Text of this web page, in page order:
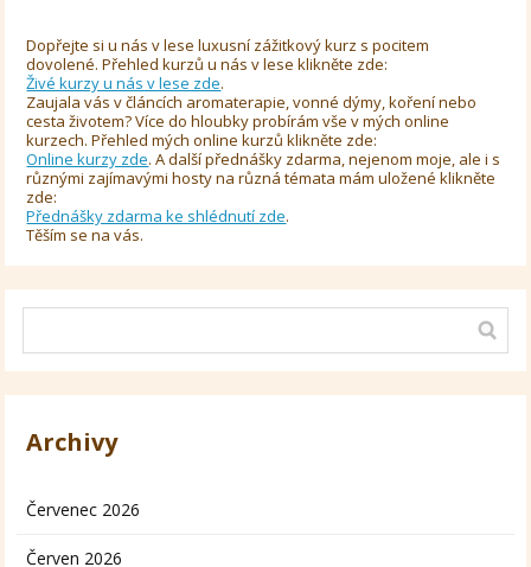
Dopřejte si u nás v lese luxusní zážitkový kurz s pocitem
dovolené. Přehled kurzů u nás v lese klikněte zde:
Živé kurzy u nás v lese zde.
Zaujala vás v článcích aromaterapie, vonné dýmy, koření nebo
cesta životem? Více do hloubky probírám vše v mých online
kurzech. Přehled mých online kurzů klikněte zde:
Online kurzy zde. A další přednášky zdarma, nejenom moje, ale i s
různými zajímavými hosty na různá témata mám uložené klikněte
zde:
Přednášky zdarma ke shlédnutí zde.
Těším se na vás.
Archivy
Červenec 2026
Červen 2026